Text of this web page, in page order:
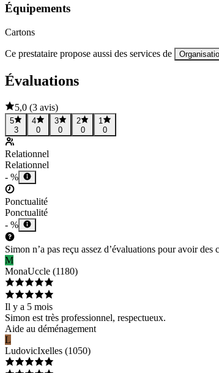
Équipements
Cartons
Ce prestataire propose aussi des services de
Évaluations
5,0 (3 avis)
5
3
4
0
3
0
2
0
1
0
Relationnel
Relationnel
- %
Ponctualité
Ponctualité
- %
Simon n’a pas reçu assez d’évaluations pour avoir des
M
MonaUccle (1180)
Il y a 5 mois
Simon est très professionnel, respectueux.
Aide au déménagement
L
LudovicIxelles (1050)